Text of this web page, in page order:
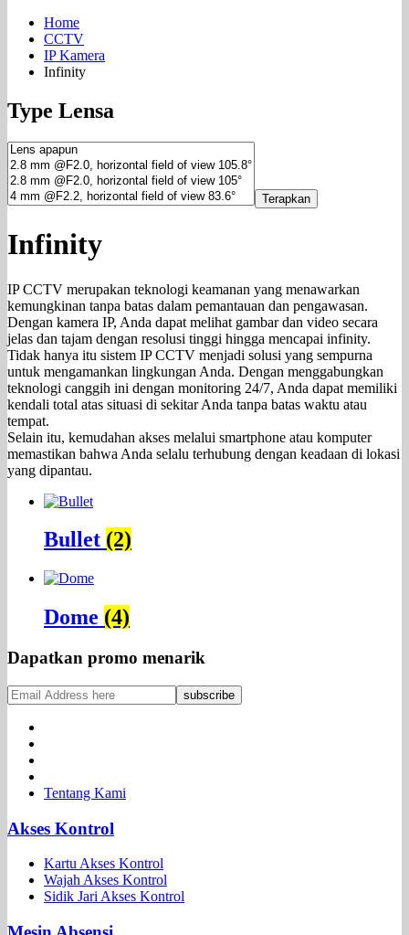
Home
CCTV
IP Kamera
Infinity
Type Lensa
Terapkan
Infinity
IP CCTV merupakan teknologi keamanan yang menawarkan
kemungkinan tanpa batas dalam pemantauan dan pengawasan.
Dengan kamera IP, Anda dapat melihat gambar dan video secara
jelas dan tajam dengan resolusi tinggi hingga mencapai infinity.
Tidak hanya itu sistem IP CCTV menjadi solusi yang sempurna
untuk mengamankan lingkungan Anda. Dengan menggabungkan
teknologi canggih ini dengan monitoring 24/7, Anda dapat memiliki
kendali total atas situasi di sekitar Anda tanpa batas waktu atau
tempat.
Selain itu, kemudahan akses melalui smartphone atau komputer
memastikan bahwa Anda selalu terhubung dengan keadaan di lokasi
yang dipantau.
Bullet (2)
Dome (4)
Dapatkan promo menarik
Tentang Kami
Akses Kontrol
Kartu Akses Kontrol
Wajah Akses Kontrol
Sidik Jari Akses Kontrol